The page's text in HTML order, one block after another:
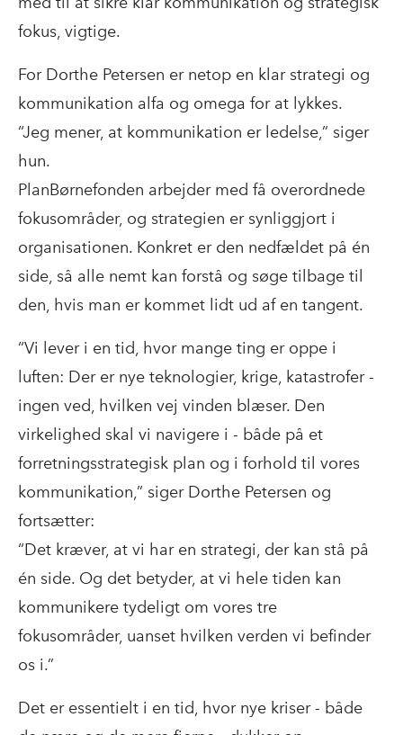
fokus, vigtige.
For Dorthe Petersen er netop en klar strategi og
kommunikation alfa og omega for at lykkes.
“Jeg mener, at kommunikation er ledelse,” siger
hun.
PlanBørnefonden arbejder med få overordnede
fokusområder, og strategien er synliggjort i
organisationen. Konkret er den nedfældet på én
side, så alle nemt kan forstå og søge tilbage til
den, hvis man er kommet lidt ud af en tangent.
“Vi lever i en tid, hvor mange ting er oppe i
luften: Der er nye teknologier, krige, katastrofer -
ingen ved, hvilken vej vinden blæser. Den
virkelighed skal vi navigere i - både på et
forretningsstrategisk plan og i forhold til vores
kommunikation,” siger Dorthe Petersen og
fortsætter:
“Det kræver, at vi har en strategi, der kan stå på
én side. Og det betyder, at vi hele tiden kan
kommunikere tydeligt om vores tre
fokusområder, uanset hvilken verden vi befinder
os i.”
Det er essentielt i en tid, hvor nye kriser - både